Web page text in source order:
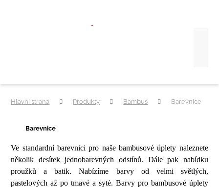
Hlavní strana Produkty Bambus Barevnice
Barevnice
Ve standardní barevnici pro naše bambusové úplety naleznete
několik desítek jednobarevných odstínů. Dále pak nabídku
proužků a batik. Nabízíme barvy od velmi světlých,
pastelových až po tmavé a syté. Barvy pro bambusové úplety